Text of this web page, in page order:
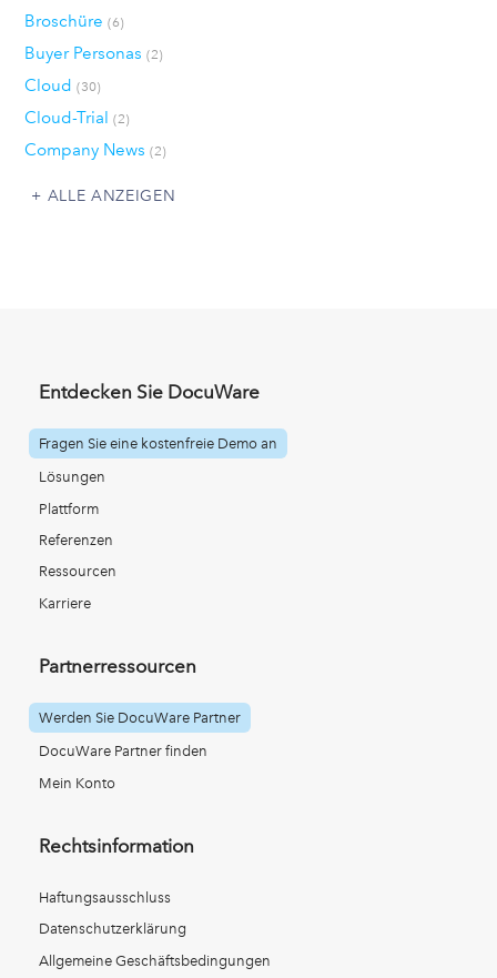
Broschüre (6)
Buyer Personas (2)
Cloud (30)
Cloud-Trial (2)
Company News (2)
ALLE ANZEIGEN
Entdecken Sie DocuWare
Fragen Sie eine kostenfreie Demo an
Lösungen
Plattform
Referenzen
Ressourcen
Karriere
Partnerressourcen
Werden Sie DocuWare Partner
DocuWare Partner finden
Mein Konto
Rechtsinformation
Haftungsausschluss
Datenschutzerklärung
Allgemeine Geschäftsbedingungen